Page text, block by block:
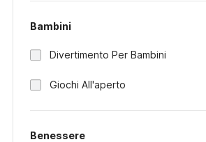
Bambini
Divertimento Per Bambini
Giochi All'aperto
Benessere